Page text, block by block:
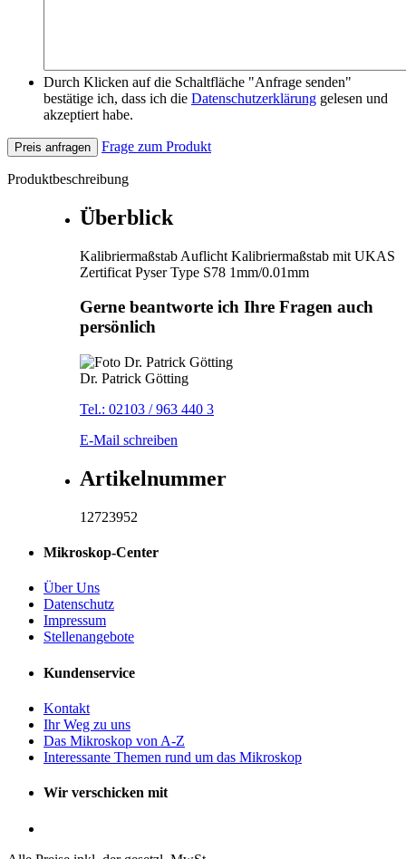
Durch Klicken auf die Schaltfläche "Anfrage senden"
bestätige ich, dass ich die Datenschutzerklärung gelesen und
akzeptiert habe.
Preis anfragen Frage zum Produkt
Produktbeschreibung
Überblick
Kalibriermaßstab Auflicht Kalibriermaßstab mit UKAS
Zertificat Pyser Type S78 1mm/0.01mm
Gerne beantworte ich Ihre Fragen auch
persönlich
Dr. Patrick Götting
Tel.: 02103 / 963 440 3
E-Mail schreiben
Artikelnummer
12723952
Mikroskop-Center
Über Uns
Datenschutz
Impressum
Stellenangebote
Kundenservice
Kontakt
Ihr Weg zu uns
Das Mikroskop von A-Z
Interessante Themen rund um das Mikroskop
Wir verschicken mit